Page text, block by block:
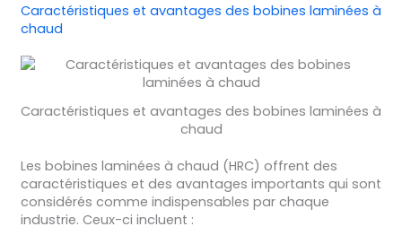
Caractéristiques et avantages des bobines laminées à
chaud
Caractéristiques et avantages des bobines laminées à
chaud
Les bobines laminées à chaud (HRC) offrent des
caractéristiques et des avantages importants qui sont
considérés comme indispensables par chaque
industrie. Ceux-ci incluent :